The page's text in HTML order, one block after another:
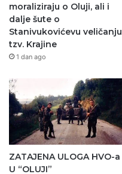
moraliziraju o Oluji, ali i
dalje šute o
Stanivukovićevu veličanju
tzv. Krajine
1 dan ago
ZATAJENA ULOGA HVO-a
U “OLUJI”